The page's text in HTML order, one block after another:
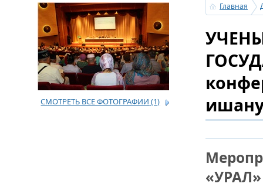
СОВЕТА
«УРАЛ»
УСЕРГАН.
ОГОНЬ -
ПОЖАРОВ
ДРУЖБА НЕ
СМОТРЕТЬ ВСЕ ФОТОГРАФИИ (1)
Главная
«УРАЛ»